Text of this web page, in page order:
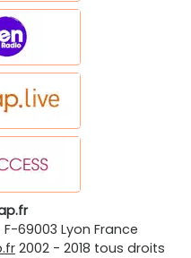
F-69003 Lyon France
2002 - 2018 tous droits